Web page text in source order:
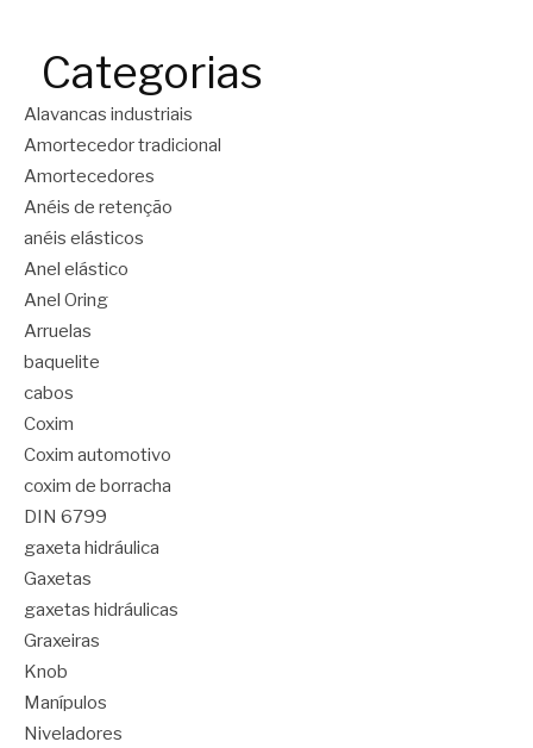
Categorias
Alavancas industriais
Amortecedor tradicional
Amortecedores
Anéis de retenção
anéis elásticos
Anel elástico
Anel Oring
Arruelas
baquelite
cabos
Coxim
Coxim automotivo
coxim de borracha
DIN 6799
gaxeta hidráulica
Gaxetas
gaxetas hidráulicas
Graxeiras
Knob
Manípulos
Niveladores